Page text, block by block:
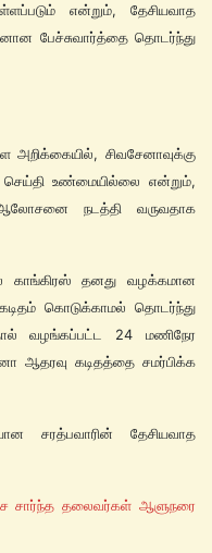
என்றும், தேசியவாத
பேச்சுவார்த்தை தொடர்ந்து
அறிக்கையில், சிவசேனாவுக்கு
உண்மையில்லை என்றும்,
நடத்தி வருவதாக
காங்கிரஸ் தனது வழக்கமான
கொடுக்காமல் தொடர்ந்து
வழங்கப்பட்ட 24 மணிநேர
ஆதரவு கடிதத்தை சமர்பிக்க
சரத்பவாரின் தேசியவாத
சார்ந்த தலைவர்கள் ஆளுநரை